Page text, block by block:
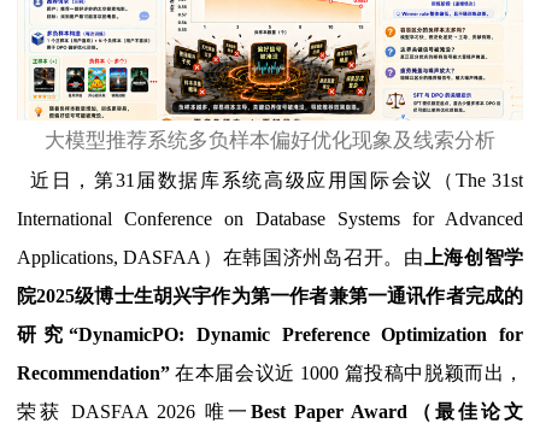
大模型推荐系统多负样本偏好优化现象及线索分析
近日，第31届数据库系统高级应用国际会议（The 31st
International Conference on Database Systems for Advanced
Applications, DASFAA）在韩国济州岛召开。由 上海创智学
院2025级博士生胡兴宇作为第一作者兼第一通讯作者完成的
研究“DynamicPO: Dynamic Preference Optimization for
Recommendation”在本届会议近 1000 篇投稿中脱颖而出，
荣获 DASFAA 2026 唯一 Best Paper Award（最佳论文